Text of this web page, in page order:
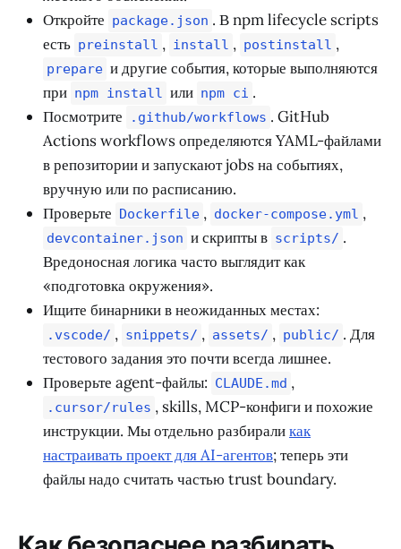
Откройте package.json . В npm lifecycle scripts
есть preinstall , install , postinstall ,
prepare и другие события, которые выполняются
при npm install или npm ci .
Посмотрите
.github/workflows . GitHub
Actions workflows определяются YAML-файлами
в репозитории и запускают jobs на событиях,
вручную или по расписанию.
Проверьте Dockerfile , docker-compose.yml ,
devcontainer.json и скрипты в scripts/ .
Вредоносная логика часто выглядит как
«подготовка окружения».
Ищите бинарники в неожиданных местах:
.vscode/ , snippets/ , assets/ , public/ . Для
тестового задания это почти всегда лишнее.
Проверьте agent-файлы: CLAUDE.md ,
.cursor/rules , skills, MCP-конфиги и похожие
инструкции. Мы отдельно разбираликак
настраивать проект для AI-агентов; теперь эти
файлы надо считать частью trust boundary.